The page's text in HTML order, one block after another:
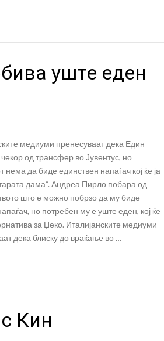
уште еден
медиуми пренесуваат дека Един
од трансфер во Јувентус, но
нема да биде единствен напаѓач кој ќе ја
дама“. Андреа Пирло побара од
што е можно побрзо да му биде
но потребен му е уште еден, кој ќе
за Џеко. Италијанските медиуми
дека блиску до враќање во …
Кин